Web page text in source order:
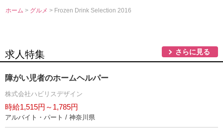
ホーム > グルメ> Frozen Drink Selection 2016
求人特集 さらに見る
障がい児者のホームヘルパー
株式会社ハビリスデザイン
時給1,515円～1,785円
アルバイト・パート / 神奈川県